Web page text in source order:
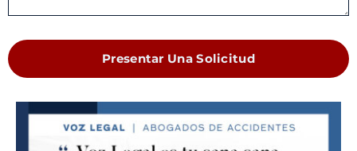
Presentar Una Solicitud